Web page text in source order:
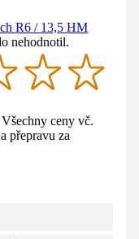
R6 / 13,5 HM
nehodnotil.
ceny vč.
přepravu za